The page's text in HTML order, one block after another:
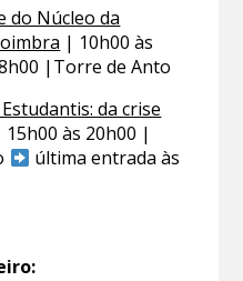
do Núcleo da
| 10h00 às
|Torre de Anto
da crise
15h00 às 20h00 |
última entrada às